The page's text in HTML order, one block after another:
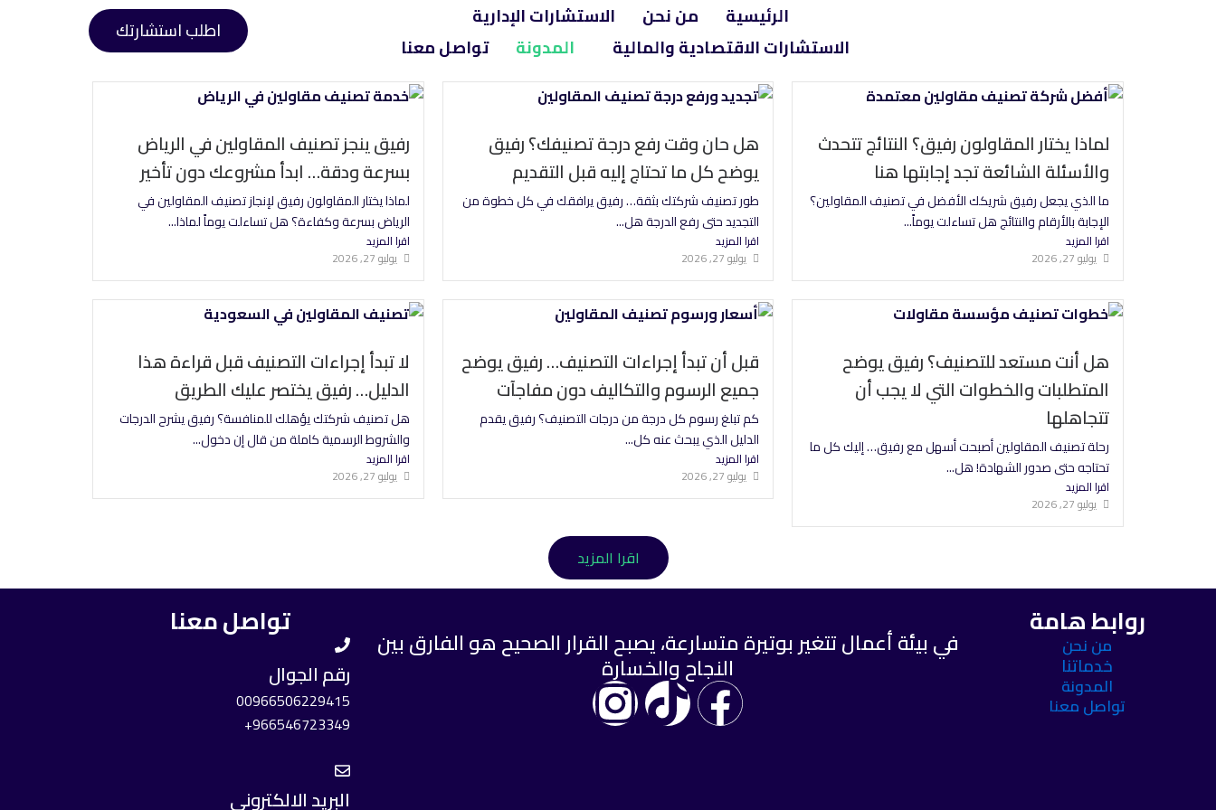
الرئيسية من نحن
الاستشارات الإدارية
الاستشارات الاقتصادية والمالية
المدونة تواصل معنا
اطلب استشارتك
لماذا يختار المقاولون رفيق؟ النتائج تتحدث
والأسئلة الشائعة تجد إجابتها هنا
ما الذي يجعل رفيق شريكك الأفضل في تصنيف المقاولين؟
الإجابة بالأرقام والنتائج هل تساءلت يوماً...
اقرا المزيد
يوليو 27, 2026
هل حان وقت رفع درجة تصنيفك؟ رفيق
يوضح كل ما تحتاج إليه قبل التقديم
طور تصنيف شركتك بثقة… رفيق يرافقك في كل خطوة من
التجديد حتى رفع الدرجة هل...
اقرا المزيد
يوليو 27, 2026
رفيق ينجز تصنيف المقاولين في الرياض
بسرعة ودقة… ابدأ مشروعك دون تأخير
لماذا يختار المقاولون رفيق لإنجاز تصنيف المقاولين في
الرياض بسرعة وكفاءة؟ هل تساءلت يوماً لماذا...
اقرا المزيد
يوليو 27, 2026
هل أنت مستعد للتصنيف؟ رفيق يوضح
المتطلبات والخطوات التي لا يجب أن
تتجاهلها
رحلة تصنيف المقاولين أصبحت أسهل مع رفيق… إليك كل ما
تحتاجه حتى صدور الشهادة! هل...
اقرا المزيد
يوليو 27, 2026
قبل أن تبدأ إجراءات التصنيف… رفيق يوضح
جميع الرسوم والتكاليف دون مفاجآت
كم تبلغ رسوم كل درجة من درجات التصنيف؟ رفيق يقدم
الدليل الذي يبحث عنه كل...
اقرا المزيد
يوليو 27, 2026
لا تبدأ إجراءات التصنيف قبل قراءة هذا
الدليل… رفيق يختصر عليك الطريق
هل تصنيف شركتك يؤهلك للمنافسة؟ رفيق يشرح الدرجات
والشروط الرسمية كاملة من قال إن دخول...
اقرا المزيد
يوليو 27, 2026
اقرا المزيد
روابط هامة
من نحن
خدماتنا
المدونة
تواصل معنا
في بيئة أعمال تتغير بوتيرة متسارعة، يصبح القرار الصحيح هو الفارق بين
النجاح والخسارة
F
a
T
i
I
n
تواصل معنا
رقم الجوال
00966506229415
966546723349+
البريد الالكتروني